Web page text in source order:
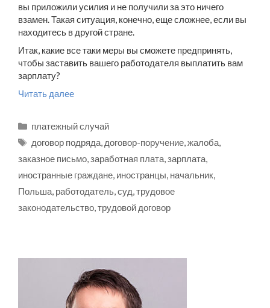
вы приложили усилия и не получили за это ничего
взамен. Такая ситуация, конечно, еще сложнее, если вы
находитесь в другой стране.
Итак, какие все таки меры вы сможете предпринять,
чтобы заставить вашего работодателя выплатить вам
зарплату?
Читать далее
Рубрики
платежный случай
Метки
договор подряда, договор-поручение,жалоба,
заказное письмо,заработная плата,зарплата,
иностранные граждане, иностранцы, начальник,
Польша, работодатель,суд,трудовое
законодательство,трудовой договор